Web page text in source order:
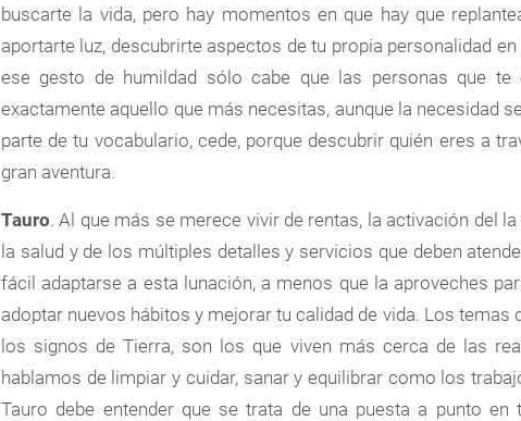
buscarte la vida, pero hay momentos en que hay que
aportarte luz, descubrirte aspectos de tu propia personalidad
ese gesto de humildad sólo cabe que las personas que te
exactamente aquello que más necesitas, aunque la necesidad
parte de tu vocabulario, cede, porque descubrir quién eres a
gran aventura.
Tauro. Al que más se merece vivir de rentas, la activación del
la salud y de los múltiples detalles y servicios que deben
fácil adaptarse a esta lunación, a menos que la aproveches
adoptar nuevos hábitos y mejorar tu calidad de vida. Los temas
los signos de Tierra, son los que viven más cerca de las
hablamos de limpiar y cuidar, sanar y equilibrar como los
Tauro debe entender que se trata de una puesta a punto en